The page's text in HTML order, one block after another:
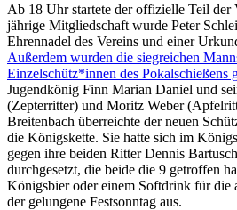
Ab 18 Uhr startete der offizielle Teil der
jährige Mitgliedschaft wurde Peter
Ehrennadel des Vereins und einer
Außerdem wurden die siegreichen
Einzelschütz*innen des Pokalschießens
Jugendkönig Finn Marian Daniel und
(Zepterritter) und Moritz Weber
Breitenbach überreichte der neuen
die Königskette. Sie hatte sich im
gegen ihre beiden Ritter Dennis
durchgesetzt, die beide die 9 getroffen
Königsbier oder einem Softdrink für die
der gelungene Festsonntag aus.